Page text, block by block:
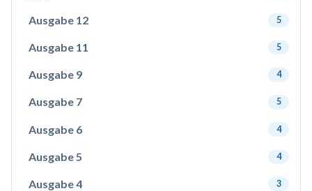
Ausgabe 12 5
Ausgabe 11 5
Ausgabe 9 4
Ausgabe 7 5
Ausgabe 6 4
Ausgabe 5 4
Ausgabe 4 3